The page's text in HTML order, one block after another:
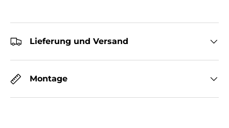
Lieferung und Versand
Montage